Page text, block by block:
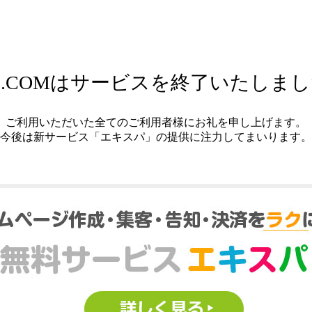
はサービスを終了いたしま
ご利用いただいた全てのご利用者様にお礼を申し上げます。
今後は新サービス「エキスパ」の提供に注力してまいります。